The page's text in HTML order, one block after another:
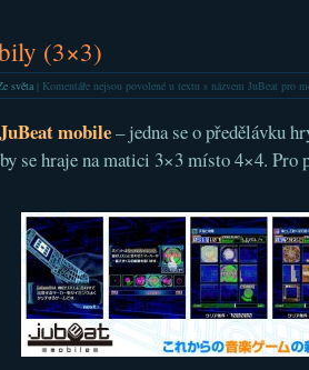
(3×3)
světa| Komentáře nejsou povolenéu textu s názvem JuBeat pro
JuBeat mobile– jedna se o předělávku
se hraje na matici 3×3 místo 4×4. Pro